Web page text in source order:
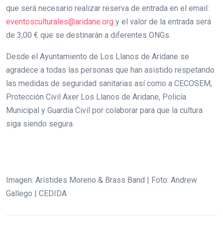
que será necesario realizar reserva de entrada en el email:
eventosculturales@aridane.org y el valor de la entrada será
de 3,00 € que se destinarán a diferentes ONGs.
Desde el Ayuntamiento de Los Llanos de Aridane se
agradece a todas las personas que han asistido respetando
las medidas de seguridad sanitarias así como a CECOSEM,
Protección Civil Axer Los Llanos de Aridane, Policía
Municipal y Guardia Civil por colaborar para que la cultura
siga siendo segura.
Imagen: Arístides Moreno & Brass Band | Foto: Andrew
Gallego | CEDIDA